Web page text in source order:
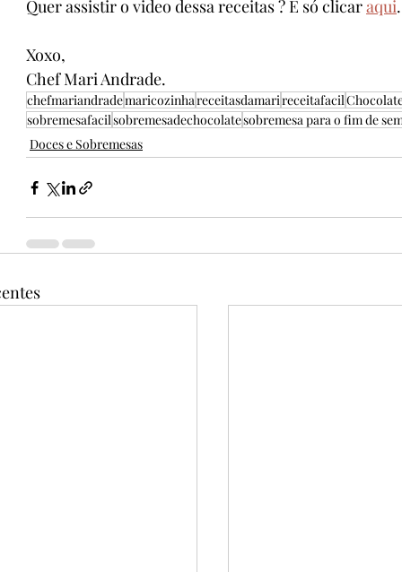
Quer assistir o video dessa receitas ? É só clicar aqui.
Xoxo,
Chef Mari Andrade.
chefmariandrademaricozinhareceitasdamarireceitafacil
sobremesafacilsobremesadechocolatesobremesa para o fim de
Doces e Sobremesas